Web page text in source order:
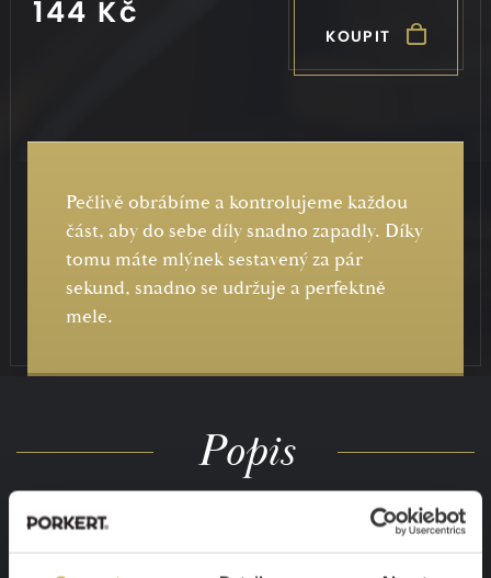
144 Kč
KOUPIT
Pečlivě obrábíme a kontrolujeme každou
část, aby do sebe díly snadno zapadly. Díky
tomu máte mlýnek sestavený za pár
sekund, snadno se udržuje a perfektně
mele.
Popis